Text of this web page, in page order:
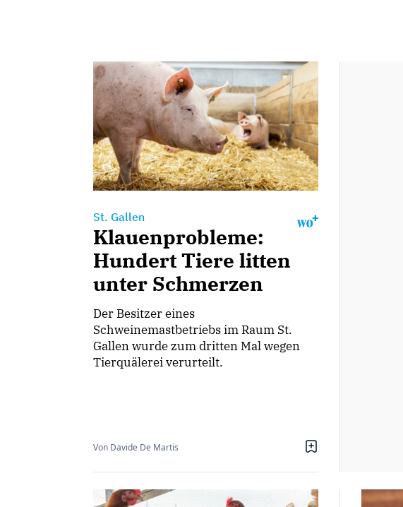
St. Gallen
Klauenprobleme:
Hundert Tiere litten
unter Schmerzen
Der Besitzer eines
Schweinemastbetriebs im Raum St.
Gallen wurde zum dritten Mal wegen
Tierquälerei verurteilt.
Von Davide De Martis